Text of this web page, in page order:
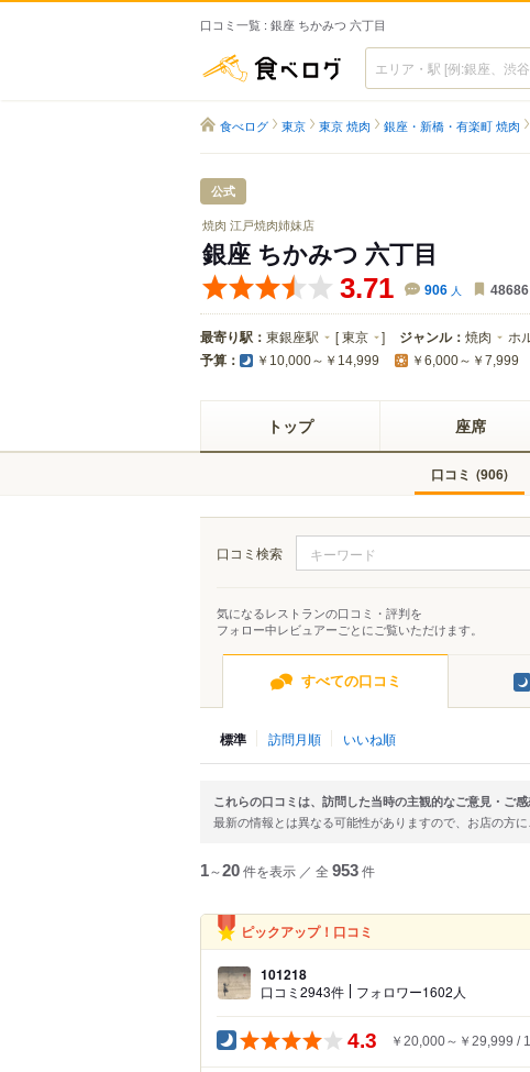
口コミ一覧 : 銀座 ちかみつ 六丁目
食べログ
食べログ 東京 東京 焼肉 銀座・新橋・有楽町 焼肉
公式
焼肉 江戸焼肉姉妹店
銀座 ちかみつ 六丁目
3.71 906 人 48686
最寄り駅： 東銀座駅 [東京 ] ジャンル： 焼肉 ホ
予算： ￥10,000～￥14,999 ￥6,000～￥7,999
トップ 座席
口コミ (906)
口コミ検索
気になるレストランの口コミ・評判を
フォロー中レビュアーごとにご覧いただけます。
すべての口コミ
標準 訪問月順 いいね順
これらの口コミは、訪問した当時の主観的なご意見・ご感
最新の情報とは異なる可能性がありますので、お店の方に
1～20件を表示 ／ 全 953件
ピックアップ！口コミ
101218
口コミ2943件 フォロワー1602人
4.3 ￥20,000～￥29,999